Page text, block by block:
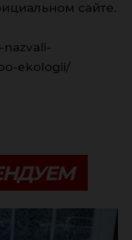
сайте.
ekologii/